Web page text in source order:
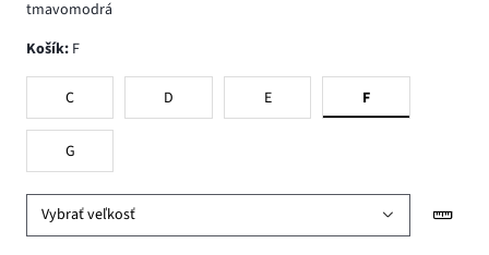
tmavomodrá
Košík: F
C D E F
G
Vybrať veľkosť